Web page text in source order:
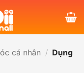
cá nhân / Dụng